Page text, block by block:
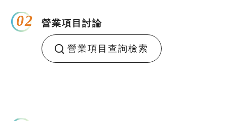
02 營業項目討論
營業項目查詢檢索